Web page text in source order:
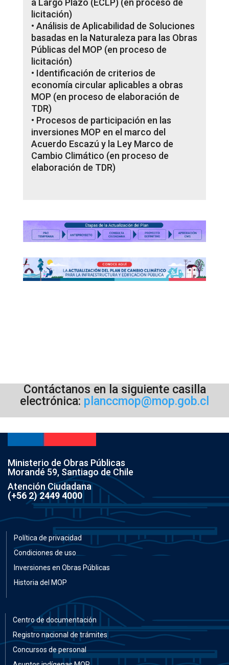
a Largo Plazo (ECLP) (en proceso de
licitación)
• Análisis de Aplicabilidad de Soluciones
basadas en la Naturaleza para las Obras
Públicas del MOP (en proceso de
licitación)
• Identificación de criterios de
economía circular aplicables a obras
MOP (en proceso de elaboración de
TDR)
• Procesos de participación en las
inversiones MOP en el marco del
Acuerdo Escazú y la Ley Marco de
Cambio Climático (en proceso de
elaboración de TDR)
Contáctanos en la siguiente casilla
electrónica: planccmop@mop.gob.cl
Ministerio de Obras Públicas
Morandé 59, Santiago de Chile
Atención Ciudadana
(+56 2) 2449 4000
Política de privacidad
Condiciones de uso
Inversiones en Obras Públicas
Historia del MOP
Centro de documentación
Registro nacional de trámites
Concursos de personal